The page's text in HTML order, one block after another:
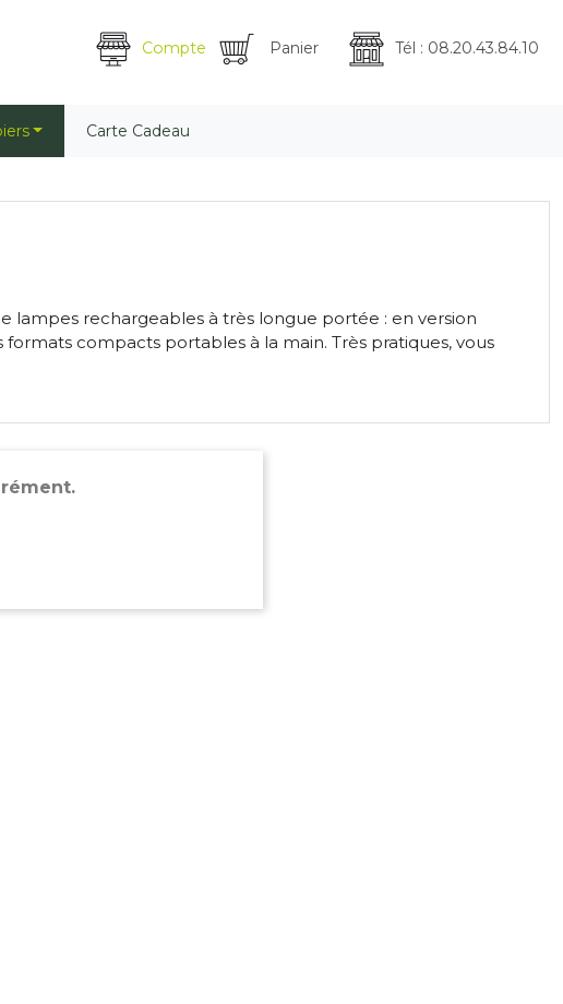
Compte Panier Tél : 08.20.43.84.10
Carte Cadeau
lampes rechargeables à très longue portée : en version
compacts portables à la main. Très pratiques, vous